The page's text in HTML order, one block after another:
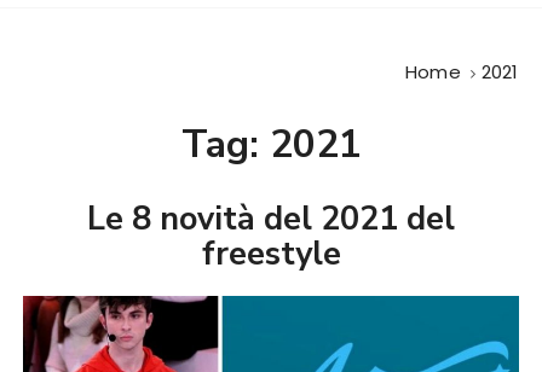
Home 2021
Tag: 2021
Le 8 novità del 2021 del
freestyle